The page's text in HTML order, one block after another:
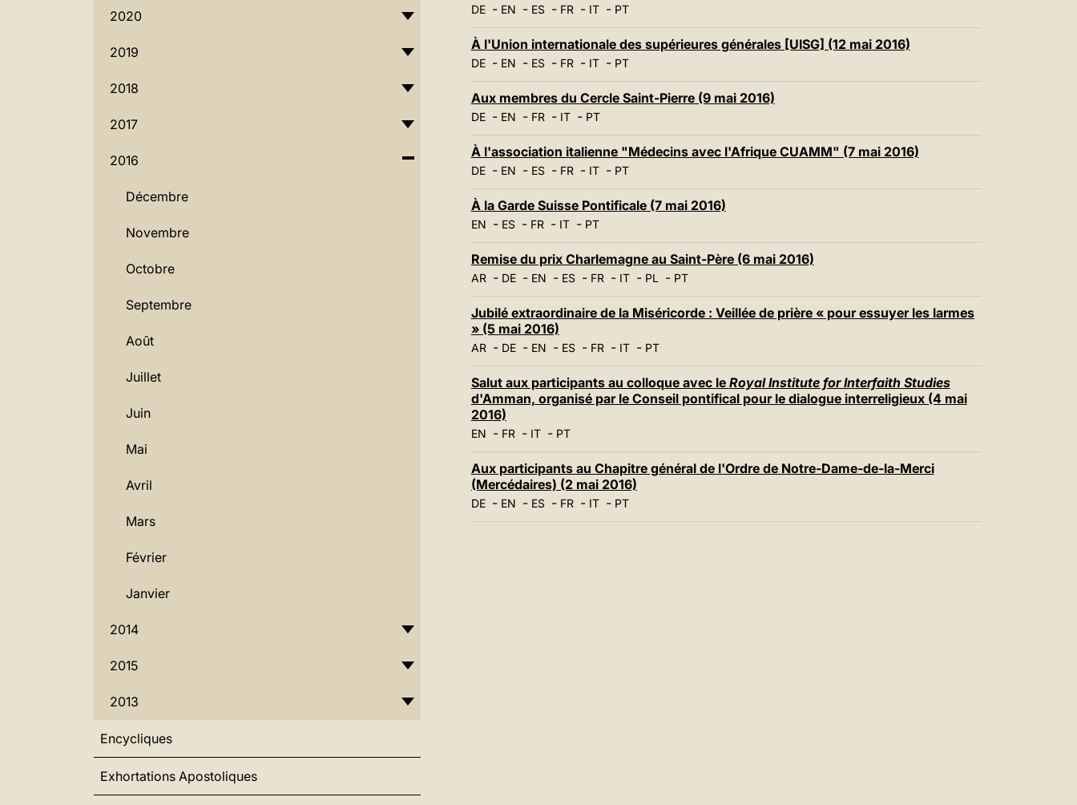
2020
2019
2018
2017
2016
Décembre
Novembre
Octobre
Septembre
Août
Juillet
Juin
Mai
Avril
Mars
Février
Janvier
2014
2015
2013
Encycliques
Exhortations Apostoliques
DE- EN - ES- FR- IT- PT
À l'Union internationale des supérieures générales [UISG] (12 mai 2016)
DE- EN - ES- FR- IT- PT
Aux membres du Cercle Saint-Pierre (9 mai 2016)
DE- EN - FR- IT- PT
À l'association italienne "Médecins avec l'Afrique CUAMM" (7 mai 2016)
DE- EN - ES- FR- IT- PT
À la Garde Suisse Pontificale (7 mai 2016)
EN - ES- FR- IT- PT
Remise du prix Charlemagne au Saint-Père (6 mai 2016)
AR- DE- EN - ES- FR- IT- PL- PT
Jubilé extraordinaire de la Miséricorde : Veillée de prière « pour essuyer les larmes
» (5 mai 2016)
AR- DE- EN - ES- FR- IT- PT
Salut aux participants au colloque avec le Royal Institute for Interfaith Studies
d'Amman, organisé par le Conseil pontifical pour le dialogue interreligieux (4 mai
2016)
EN - FR- IT- PT
Aux participants au Chapitre général de l'Ordre de Notre-Dame-de-la-Merci
(Mercédaires) (2 mai 2016)
DE- EN - ES- FR- IT- PT